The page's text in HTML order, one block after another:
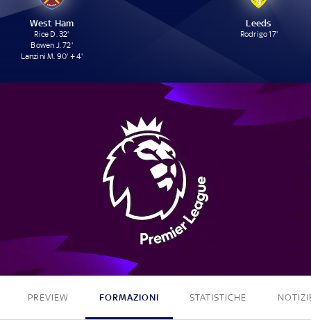
West Ham
Rice D. 32'
Bowen J. 72'
Lanzini M. 90' + 4'
Leeds
Rodrigo 17'
3 - 1
PREVIEW FORMAZIONI STATISTICHE